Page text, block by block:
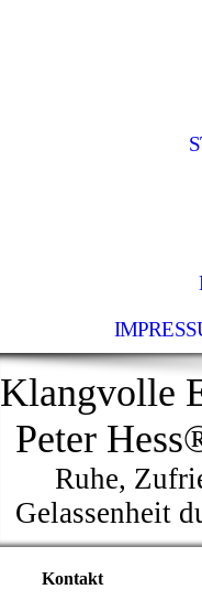
Klangvolle
Peter
Ruhe,
Gelassenheit
Kontakt